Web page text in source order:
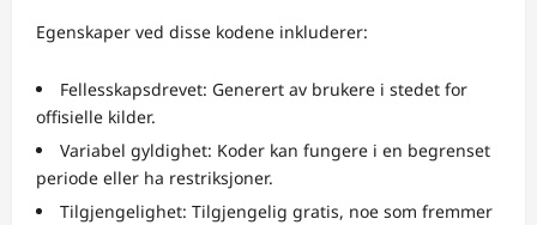
Egenskaper ved disse kodene inkluderer:
Fellesskapsdrevet: Generert av brukere i stedet for
offisielle kilder.
Variabel gyldighet: Koder kan fungere i en begrenset
periode eller ha restriksjoner.
Tilgjengelighet: Tilgjengelig gratis, noe som fremmer